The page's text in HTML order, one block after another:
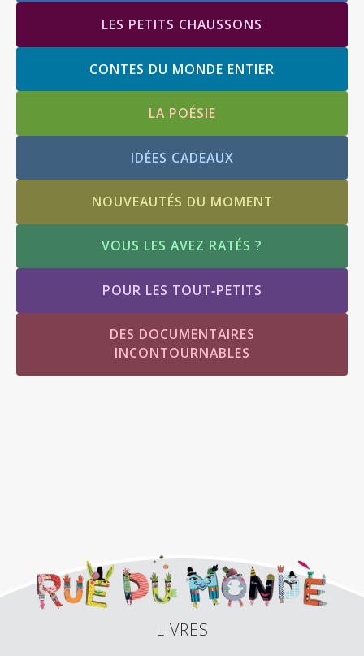
LES PETITS CHAUSSONS
CONTES DU MONDE ENTIER
LA POÉSIE
IDÉES CADEAUX
NOUVEAUTÉS DU MOMENT
VOUS LES AVEZ RATÉS ?
POUR LES TOUT‑PETITS
DES DOCUMENTAIRES
INCONTOURNABLES
LIVRES